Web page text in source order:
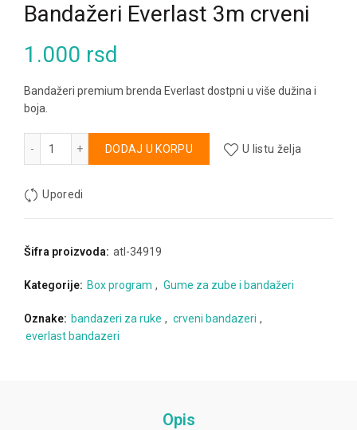
Bandažeri Everlast 3m crveni
1.000 rsd
Bandažeri premium brenda Everlast dostpni u više dužina i
boja.
Bandažeri Everlast 3m crveni količina
DODAJ U KORPU
Alternative:
U listu želja
Uporedi
Šifra proizvoda: atl-34919
Kategorije: Box program , Gume za zube i bandažeri
Oznake: bandazeri za ruke , crveni bandazeri ,
everlast bandazeri
Opis